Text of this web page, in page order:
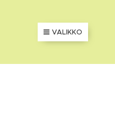
VALIKKO